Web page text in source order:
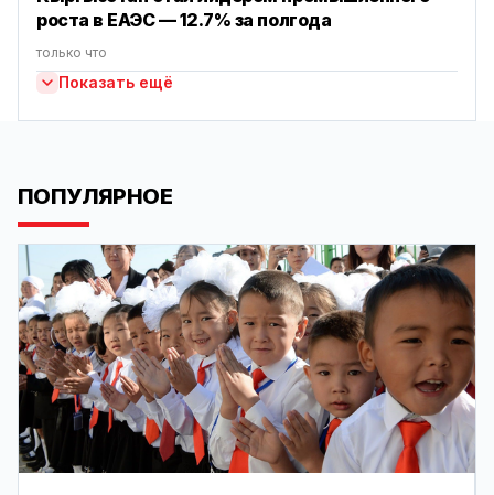
роста в ЕАЭС — 12.7% за полгода
только что
Показать ещё
ПОПУЛЯРНОЕ